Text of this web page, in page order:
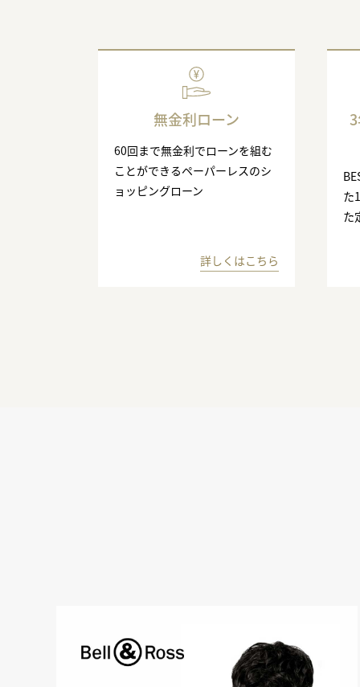
無金利ローン
60回まで無金利でローンを組む
ことができるペーパーレスのシ
ョッピングローン
詳しくはこちら
た
た